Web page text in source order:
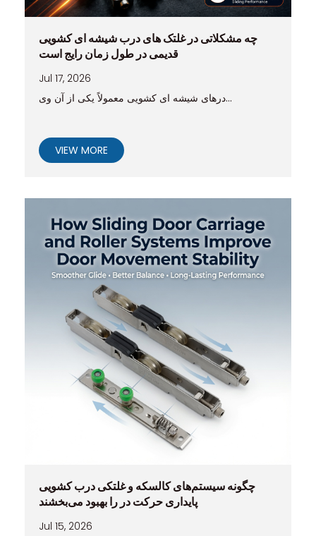
چه مشکلاتی در غلتک های درب شیشه ای کشویی
قدیمی در طول زمان رایج است
Jul 17, 2026
درهای شیشه ای کشویی معمولاً یکی از آن وی...
VIEW MORE
چگونه سیستم‌های کالسکه و غلتکی درب کشویی
پایداری حرکت در را بهبود می‌بخشند
Jul 15, 2026